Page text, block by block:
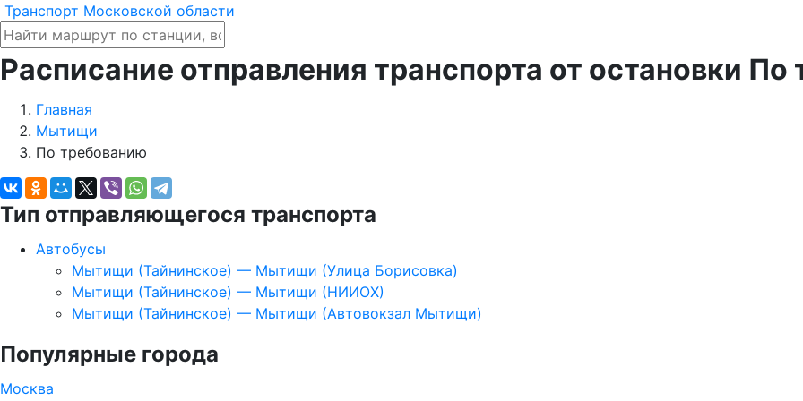
Транспорт Московской области
Расписание отправления транспорта от остановки
Главная
Мытищи
По требованию
Тип отправляющегося транспорта
Автобусы
Мытищи (Тайнинское) — Мытищи (Улица Борисовка)
Мытищи (Тайнинское) — Мытищи (НИИОХ)
Мытищи (Тайнинское) — Мытищи (Автовокзал Мытищи)
Популярные города
Москва